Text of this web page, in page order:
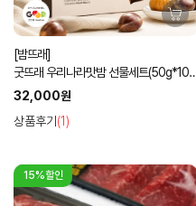
[밤뜨래]
굿뜨래 우리나라맛밤 선물세트(50g*10
입)
32,000원
상품후기 (1)
15%할인